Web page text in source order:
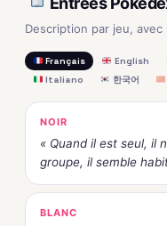
Description par jeu,
Français English
Italiano
한국어
NOIR
« Quand il est seul, il
groupe, il semble
BLANC